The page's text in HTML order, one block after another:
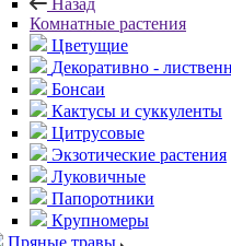
Назад
Комнатные растения
Цветущие
Декоративно -
Бонсаи
Кактусы и суккуленты
Цитрусовые
Экзотические растения
Луковичные
Папоротники
Крупномеры
Пряные травы